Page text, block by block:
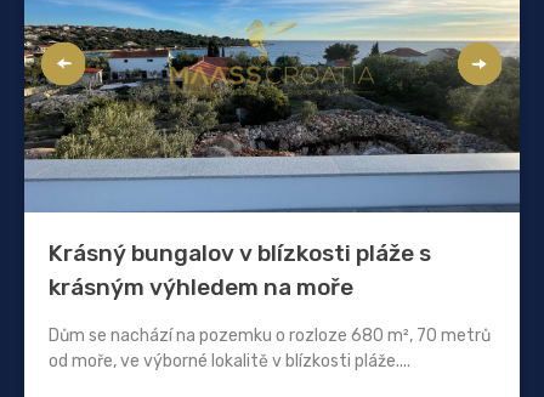
Krásný bungalov v blízkosti pláže s
krásným výhledem na moře
Dům se nachází na pozemku o rozloze 680 m², 70 metrů
od moře, ve výborné lokalitě v blízkosti pláže....